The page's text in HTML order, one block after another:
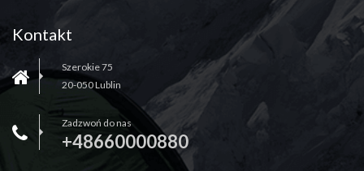
Kontakt
Szerokie 75
20-050 Lublin
Zadzwoń do nas
+48660000880